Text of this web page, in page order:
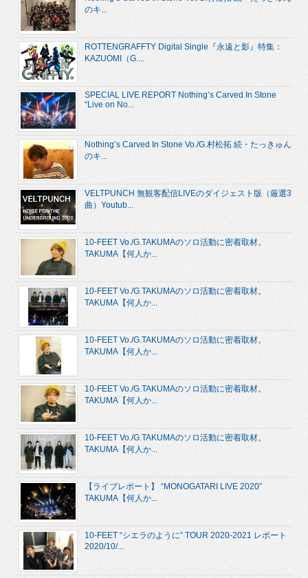
のキ...
ROTTENGRAFFTY Digital Single『永遠と影』特集：
KAZUOMI（G....
SPECIAL LIVE REPORT Nothing’s Carved In Stone
“Live on No...
Nothing’s Carved In Stone Vo./G.村松拓 続・たっきゅん
のキ...
VELTPUNCH 無観客配信LIVEのダイジェスト版（厳選3
曲）Youtub...
10-FEET Vo./G.TAKUMAのソロ活動に密着取材。
TAKUMA【何人か...
10-FEET Vo./G.TAKUMAのソロ活動に密着取材。
TAKUMA【何人か...
10-FEET Vo./G.TAKUMAのソロ活動に密着取材。
TAKUMA【何人か...
10-FEET Vo./G.TAKUMAのソロ活動に密着取材。
TAKUMA【何人か...
10-FEET Vo./G.TAKUMAのソロ活動に密着取材。
TAKUMA【何人か...
【ライブレポート】 “MONOGATARI LIVE 2020”
TAKUMA【何人か...
10-FEET “シエラのように” TOUR 2020-2021 レポート
2020/10/...